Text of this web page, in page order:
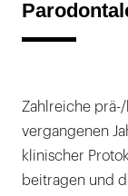
Zahlreiche
vergangenen
klinischer
beitragen und